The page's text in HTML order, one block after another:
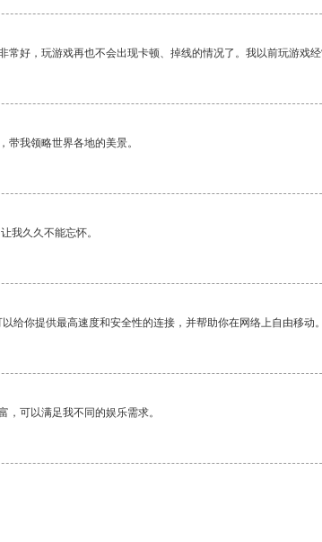
常好，玩游戏再也不会出现卡顿、掉线的情况了。我以前玩游戏
带我领略世界各地的美景。
我久久不能忘怀。
给你提供最高速度和安全性的连接，并帮助你在网络上自由移动。
，可以满足我不同的娱乐需求。